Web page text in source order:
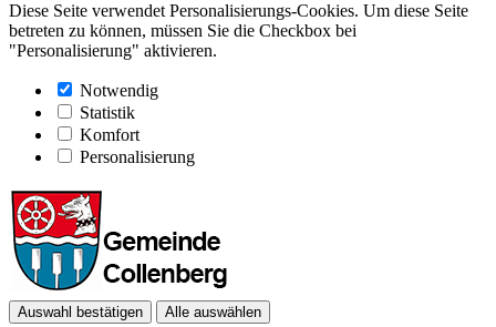
Diese Seite verwendet Personalisierungs-Cookies. Um diese Seite
betreten zu können, müssen Sie die Checkbox bei
"Personalisierung" aktivieren.
Notwendig
Statistik
Komfort
Personalisierung
Auswahl bestätigen Alle auswählen